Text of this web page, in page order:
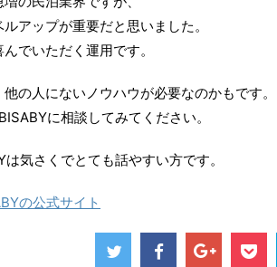
アップが重要だと思いました。
でいただく運用です。
の人にないノウハウが必要なのかもです。
に相談してみてください。
は気さくでとても話やすい方です。
の公式サイト